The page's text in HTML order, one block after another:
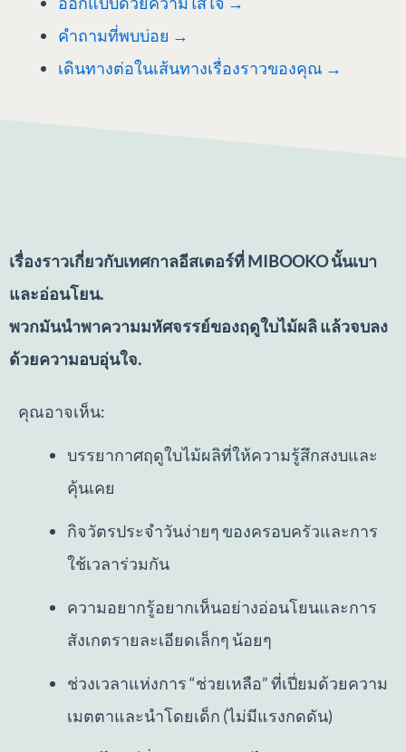
คำถามที่พบบ่อย →
เดินทางต่อในเส้นทางเรื่องราวของคุณ →
เรื่องราวเกี่ยวกับเทศกาลอีสเตอร์ที่ MIBOOKO นั้นเบา
และอ่อนโยน.
พวกมันนำพาความมหัศจรรย์ของฤดูใบไม้ผลิ แล้วจบลง
ด้วยความอบอุ่นใจ.
คุณอาจเห็น:
บรรยากาศฤดูใบไม้ผลิที่ให้ความรู้สึกสงบและ
คุ้นเคย
กิจวัตรประจำวันง่ายๆ ของครอบครัวและการ
ใช้เวลาร่วมกัน
ความอยากรู้อยากเห็นอย่างอ่อนโยนและการ
สังเกตรายละเอียดเล็กๆ น้อยๆ
ช่วงเวลาแห่งการ “ช่วยเหลือ” ที่เปี่ยมด้วยความ
เมตตาและนำโดยเด็ก (ไม่มีแรงกดดัน)